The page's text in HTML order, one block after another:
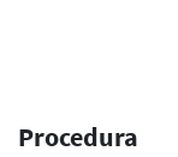
Procedura